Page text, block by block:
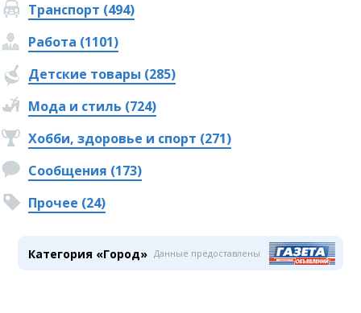
Транспорт (494)
Работа (1101)
Детские товары (285)
Мода и стиль (724)
Хобби, здоровье и спорт (271)
Сообщения (173)
Прочее (24)
Категория «Город» Данные предоставлены